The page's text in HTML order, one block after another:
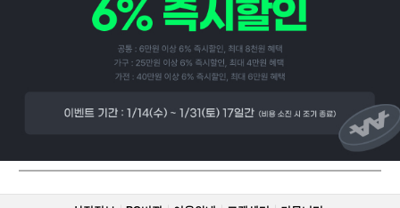
PAYCO 바로